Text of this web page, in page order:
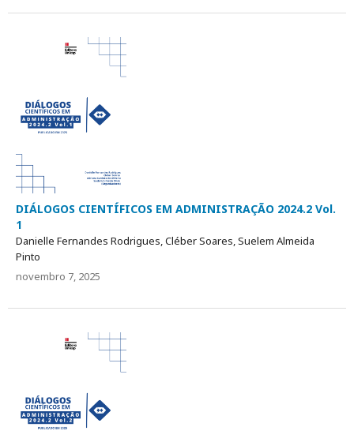
DIÁLOGOS CIENTÍFICOS EM ADMINISTRAÇÃO 2024.2 Vol.
1
Danielle Fernandes Rodrigues, Cléber Soares, Suelem Almeida
Pinto
novembro 7, 2025